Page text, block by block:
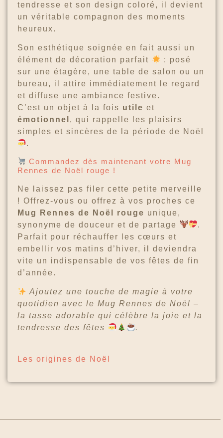
tendresse et son design coloré, il devient
un véritable compagnon des moments
heureux.
Son esthétique soignée en fait aussi un
élément de décoration parfait
: posé
sur une étagère, une table de salon ou un
bureau, il attire immédiatement le regard
et diffuse une ambiance festive.
C’est un objet à la fois utile et
émotionnel , qui rappelle les plaisirs
simples et sincères de la période de Noël
.
Commandez dès maintenant votre Mug
Rennes de Noël rouge !
Ne laissez pas filer cette petite merveille
! Offrez-vous ou offrez à vos proches ce
Mug Rennes de Noël rouge unique,
synonyme de douceur et de partage
.
Parfait pour réchauffer les cœurs et
embellir vos matins d’hiver, il deviendra
vite un indispensable de vos fêtes de fin
d’année.
Ajoutez une touche de magie à votre
quotidien avec le Mug Rennes de Noël –
la tasse adorable qui célèbre la joie et la
tendresse des fêtes
.
Les origines de Noël